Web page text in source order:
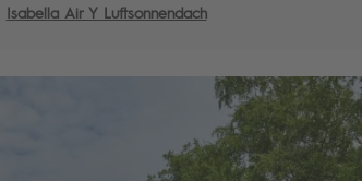
Isabella Air Y Luftsonnendach